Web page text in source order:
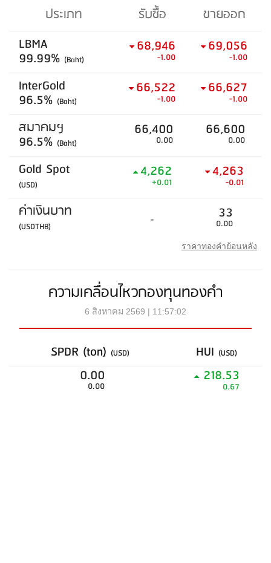
ประเภท รับซื้อ
ขายออก
LBMA
99.99% (Baht)
68,946
-1.00
69,056
-1.00
InterGold
96.5% (Baht)
66,522
-1.00
66,627
-1.00
สมาคมฯ
96.5% (Baht)
66,400
0.00
66,600
0.00
Gold Spot
(USD)
4,262
+0.01
4,263
-0.01
ค่าเงินบาท
(USDTHB) - 33
0.00
ราคาทองคำย้อนหลัง
ความเคลื่อนไหวกองทุนทองคำ
6 สิงหาคม 2569 | 11:57:02
SPDR (ton) (USD) HUI (USD)
0.00
0.00
218.53
0.67